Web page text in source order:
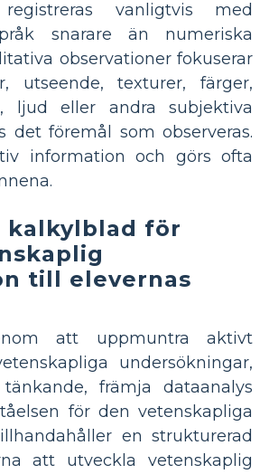
registreras vanligtvis med
snarare än numeriska
observationer fokuserar
utseende, texturer, färger,
ljud eller andra subjektiva
det föremål som observeras.
information och görs ofta
kalkylblad för
till elevernas
att uppmuntra aktivt
undersökningar,
främja dataanalys
för den vetenskapliga
en strukturerad
att utveckla vetenskaplig